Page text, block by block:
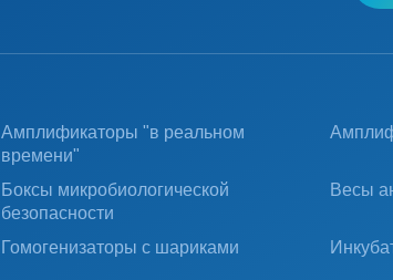
Амплификаторы "в реальном
времени"
Боксы микробиологической
безопасности
Весы
Гомогенизаторы с шариками